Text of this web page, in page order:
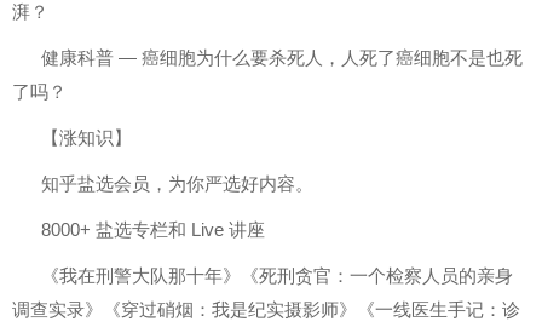
湃？
健康科普 — 癌细胞为什么要杀死人，人死了癌细胞不是也死
了吗？
【涨知识】
知乎盐选会员，为你严选好内容。
8000+ 盐选专栏和 Live 讲座
《我在刑警大队那十年》《死刑贪官：一个检察人员的亲身
调查实录》《穿过硝烟：我是纪实摄影师》《一线医生手记：诊